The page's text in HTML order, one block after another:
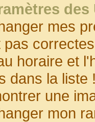
mes
pas
horaire et
dans la liste
une
mon